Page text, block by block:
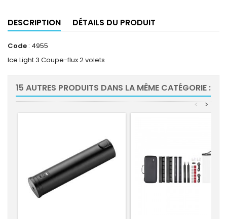
DESCRIPTION DÉTAILS DU PRODUIT
Code : 4955
Ice Light 3 Coupe-flux 2 volets
15 AUTRES PRODUITS DANS LA MÊME CATÉGORIE :
>
<